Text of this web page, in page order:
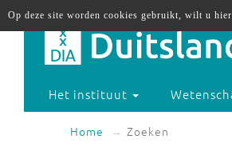
Het instituut
Home Zoeken
Op deze site worden cookies gebruikt, wilt u